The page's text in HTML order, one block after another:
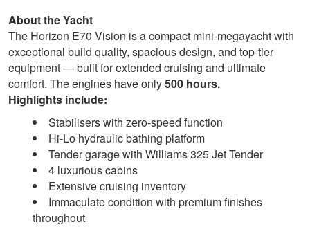
About the Yacht
The Horizon E70 Vision is a compact mini-megayacht with
exceptional build quality, spacious design, and top-tier
equipment — built for extended cruising and ultimate
comfort. The engines have only500 hours.
Highlights include:
Stabilisers with zero-speed function
Hi-Lo hydraulic bathing platform
Tender garage with Williams 325 Jet Tender
4 luxurious cabins
Extensive cruising inventory
Immaculate condition with premium finishes
throughout